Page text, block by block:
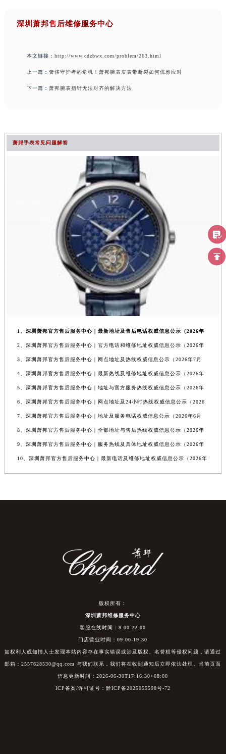
深圳萧邦售后维修服务中心
本文链接： http://www.cdzbwx.com/problem/263.html
上一篇： 奢侈守护者的危机！萧邦腕表皮表带断裂如何优雅应对
下一篇： 萧邦腕表指针无法对齐的解决方法
萧邦手表常见问题解答
1、深圳萧邦官方售后服务中心｜最新地址及售后电话权威信息公示（2026年
2、深圳萧邦官方售后服务中心｜官方电话和维修地址权威信息公示（2026年
3、深圳萧邦官方售后服务中心｜网点地址及热线权威信息公示（2026年7月
4、深圳萧邦官方售后服务中心｜最新热线及维修地址权威信息公示（2026年
5、深圳萧邦官方售后服务中心｜地址与官方服务热线权威信息公示（2026年
6、深圳萧邦官方售后服务中心｜网点地址及24小时热线权威信息公示（2026
7、深圳萧邦官方售后服务中心｜地址及服务电话权威信息公示（2026年6月
8、深圳萧邦官方售后服务中心｜全部地址与售后热线权威信息公示（2026年
9、深圳萧邦官方售后服务中心｜服务热线及具体地址权威信息公示（2026年
10、深圳萧邦官方售后服务中心｜最新电话及维修地址权威信息公示（2026年
版权所有：
深圳萧邦维修服务中心
客服在线时间：8:00-22:00
门店营业时间：09:00-19:30
如权利人或知情人士发现本站内容存在事实错误或涉及版权、名誉权等侵权问题，请通过
邮箱：2557628530@qq.com 与我们联系，我们将在收到通知后立即依法处理。当前页面
信息更新时间：2026-06-30T17:16:30+08:00
ICP备案/许可证号：黔ICP备2025055598号-72